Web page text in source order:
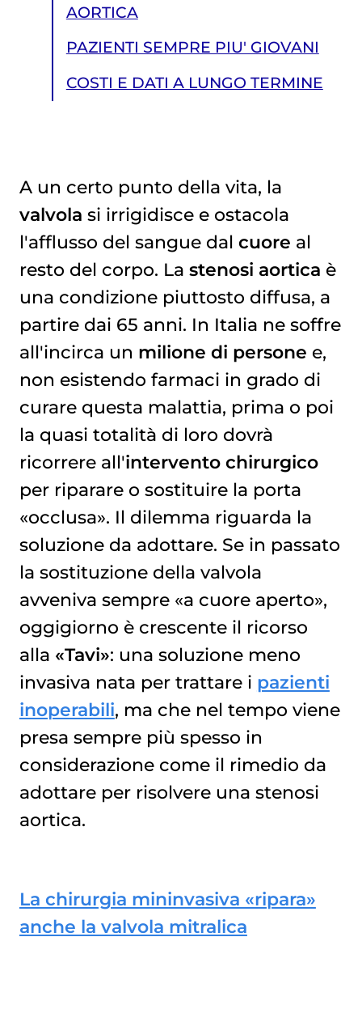
AORTICA
PAZIENTI SEMPRE PIU' GIOVANI
COSTI E DATI A LUNGO TERMINE
A un certo punto della vita, la
valvola si irrigidisce e ostacola
l'afflusso del sangue dal cuore al
resto del corpo. La stenosi aortica è
una condizione piuttosto diffusa, a
partire dai 65 anni. In Italia ne soffre
all'incirca un milione di persone e,
non esistendo farmaci in grado di
curare questa malattia, prima o poi
la quasi totalità di loro dovrà
ricorrere all'intervento chirurgico
per riparare o sostituire la porta
«occlusa». Il dilemma riguarda la
soluzione da adottare. Se in passato
la sostituzione della valvola
avveniva sempre «a cuore aperto»,
oggigiorno è crescente il ricorso
alla «Tavi»: una soluzione meno
invasiva nata per trattare i pazienti
inoperabili, ma che nel tempo viene
presa sempre più spesso in
considerazione come il rimedio da
adottare per risolvere una stenosi
aortica.
La chirurgia mininvasiva «ripara»
anche la valvola mitralica